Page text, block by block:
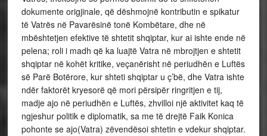
dokumente origjinale, që dëshmojnë kontributin e spikatur
të Vatrës në Pavarësinë tonë Kombëtare, dhe në
mbështetjen efektive të shtetit shqiptar, kur ai ishte ende në
pelena; roli i madh që ka luajtë Vatra në mbrojtjen e shtetit
shqiptar në kohët kritike, veçanërisht në periudhën e Luftës
së Parë Botërore, kur shteti shqiptar u ç’bë, dhe Vatra ishte
ndër faktorët kryesorë që mori përsipër ringritjen e tij,
madje ajo në periudhën e Luftës, zhvilloi një aktivitet kaq të
ngjeshur politik e diplomatik, sa me të drejtë Faik Konica
pohonte se ajo(Vatra) zëvendësoi shtetin e vdekur shqiptar.